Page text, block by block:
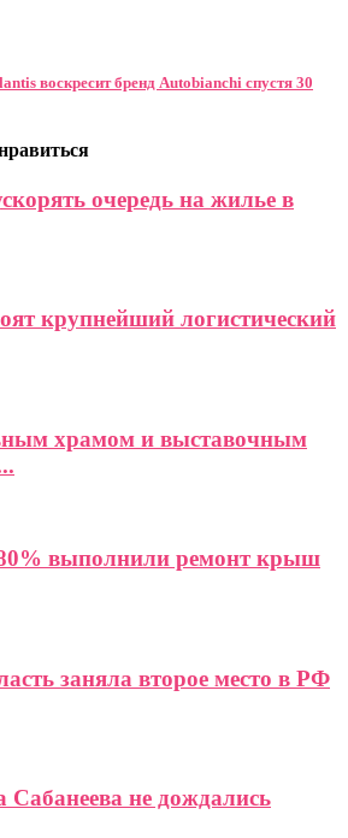
воскресит бренд Autobianchi спустя 30
очередь на жилье в
крупнейший логистический
храмом и выставочным
выполнили ремонт крыш
заняла второе место в РФ
не дождались